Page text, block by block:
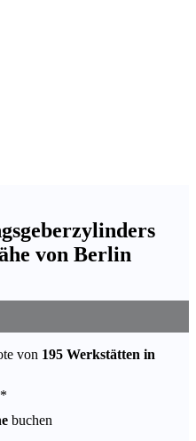
von Berlin
von 195 Werkstätten in
*
buchen